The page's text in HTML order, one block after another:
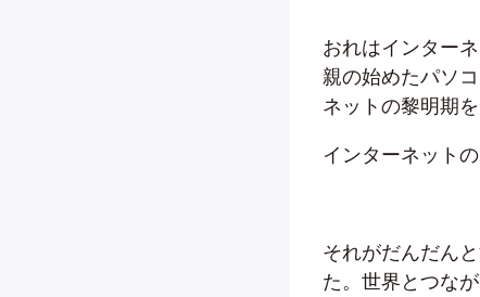
おれはインター
親の始めたパソ
ネットの黎明期を
インターネット
それがだんだん
た。世界とつな